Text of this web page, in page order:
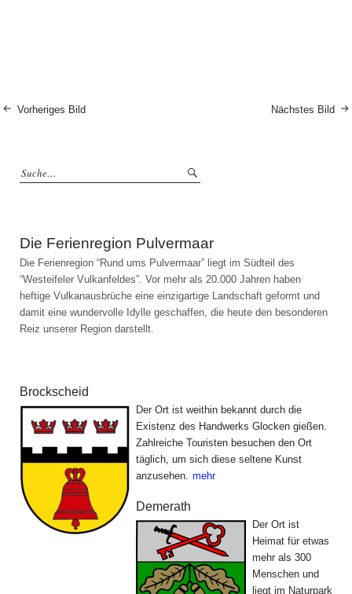
Nächstes Bild
Vorheriges Bild
Die Ferienregion Pulvermaar
Die Ferienregion “Rund ums Pulvermaar” liegt im Südteil des
“Westeifeler Vulkanfeldes”. Vor mehr als 20.000 Jahren haben
heftige Vulkanausbrüche eine einzigartige Landschaft geformt und
damit eine wundervolle Idylle geschaffen, die heute den besonderen
Reiz unserer Region darstellt.
Brockscheid
Der Ort ist weithin bekannt durch die
Existenz des Handwerks Glocken gießen.
Zahlreiche Touristen besuchen den Ort
täglich, um sich diese seltene Kunst
anzusehen. mehr
Demerath
Der Ort ist
Heimat für etwas
mehr als 300
Menschen und
liegt im Naturpark